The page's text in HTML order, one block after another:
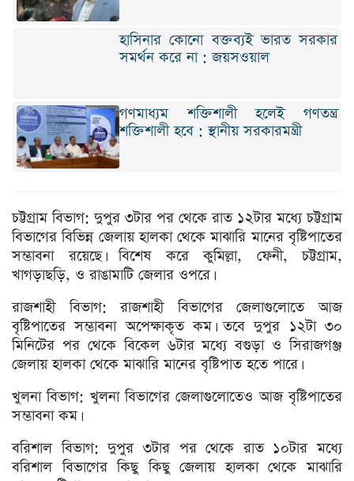
হাসিনার কোনো বক্তব্যই ভারত সরকার
সমর্থন করে না : জয়সওয়াল
গণমাধ্যম শক্তিশালী হলেই গণতন্ত্র
শক্তিশালী হবে : স্থানীয় সরকারমন্ত্রী
চট্টগ্রাম বিভাগ: দুপুর ৩টার পর থেকে রাত ১২টার মধ্যে চট্টগ্রাম
বিভাগের বিভিন্ন জেলায় হালকা থেকে মাঝারি মানের বৃষ্টিপাতের
সম্ভাবনা রয়েছে। বিশেষ করে কুমিল্লা, ফেনী, চট্টগ্রাম,
খাগড়াছড়ি, ও রাঙামাটি জেলার ওপরে।
রাজশাহী বিভাগ: রাজশাহী বিভাগের জেলাগুলোতে আজ
বৃষ্টিপাতের সম্ভাবনা অপেক্ষাকৃত কম। তবে দুপুর ১২টা ৩০
মিনিটের পর থেকে বিকেল ৬টার মধ্যে বগুড়া ও সিরাজগঞ্জ
জেলায় হালকা থেকে মাঝারি মানের বৃষ্টিপাত হতে পারে।
খুলনা বিভাগ: খুলনা বিভাগের জেলাগুলোতেও আজ বৃষ্টিপাতের
সম্ভাবনা কম।
বরিশাল বিভাগ: দুপুর ৩টার পর থেকে রাত ১০টার মধ্যে
বরিশাল বিভাগের কিছু কিছু জেলায় হালকা থেকে মাঝারি